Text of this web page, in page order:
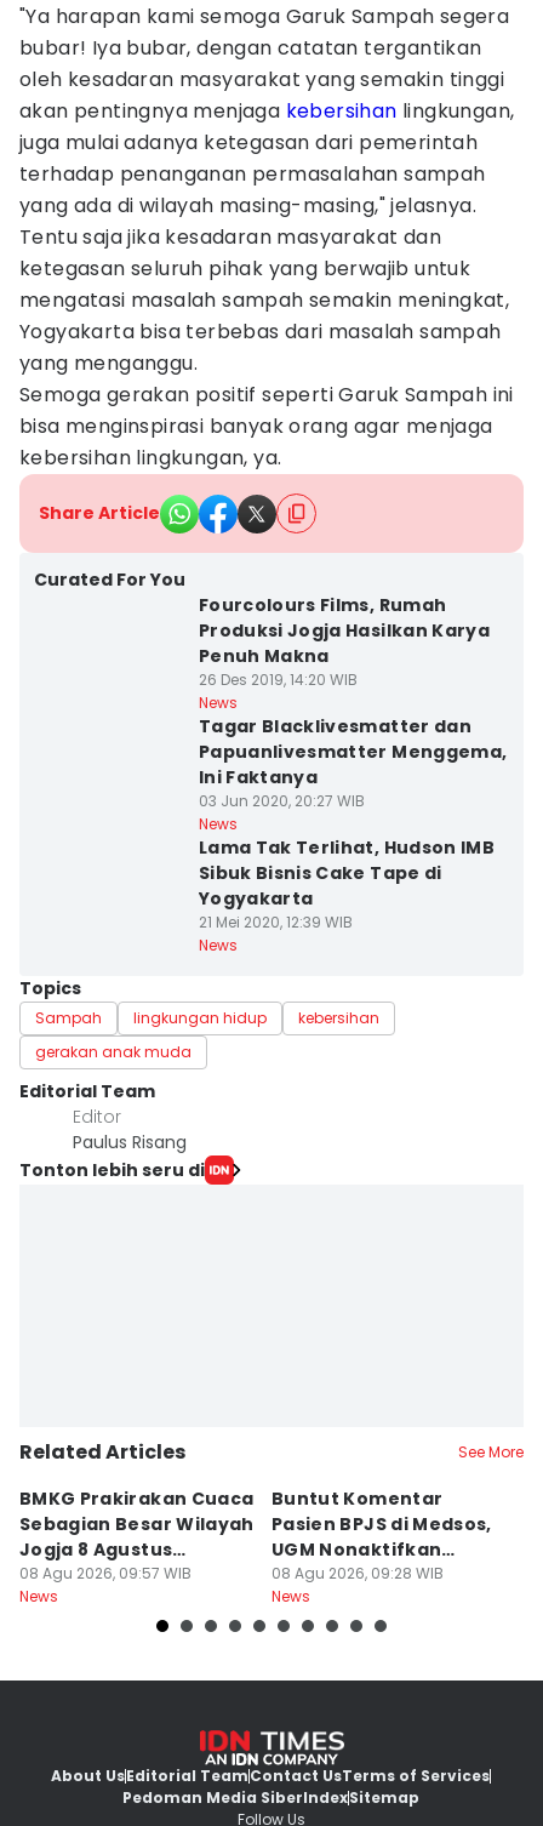
"Ya harapan kami semoga Garuk Sampah segera
bubar! Iya bubar, dengan catatan tergantikan
oleh kesadaran masyarakat yang semakin tinggi
akan pentingnya menjaga kebersihan lingkungan,
juga mulai adanya ketegasan dari pemerintah
terhadap penanganan permasalahan sampah
yang ada di wilayah masing-masing," jelasnya.
Tentu saja jika kesadaran masyarakat dan
ketegasan seluruh pihak yang berwajib untuk
mengatasi masalah sampah semakin meningkat,
Yogyakarta bisa terbebas dari masalah sampah
yang menganggu.
Semoga gerakan positif seperti Garuk Sampah ini
bisa menginspirasi banyak orang agar menjaga
kebersihan lingkungan, ya.
Share Article
Curated For You
Fourcolours Films, Rumah
Produksi Jogja Hasilkan Karya
Penuh Makna
26 Des 2019, 14:20 WIB
News
Tagar Blacklivesmatter dan
Papuanlivesmatter Menggema,
Ini Faktanya
03 Jun 2020, 20:27 WIB
News
Lama Tak Terlihat, Hudson IMB
Sibuk Bisnis Cake Tape di
Yogyakarta
21 Mei 2020, 12:39 WIB
News
Topics
Sampah lingkungan hidup
kebersihan
gerakan anak muda
Editorial Team
Editor
Paulus Risang
Tonton lebih seru di
Related Articles See More
BMKG Prakirakan Cuaca
Sebagian Besar Wilayah
Jogja 8 Agustus
Berawan
08 Agu 2026, 09:57 WIB
News
Buntut Komentar
Pasien BPJS di Medsos,
UGM Nonaktifkan
Dokter PPDS
08 Agu 2026, 09:28 WIB
News
About UsEditorial TeamContact UsTerms of Services
Pedoman Media SiberIndexSitemap
Follow Us